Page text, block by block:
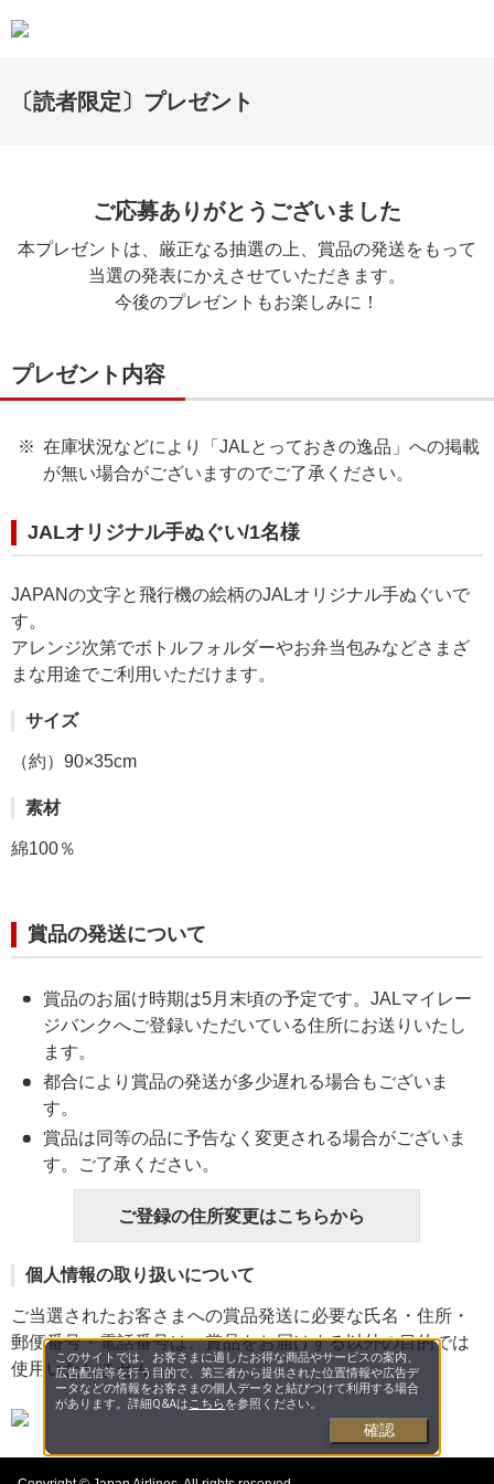
〔読者限定〕プレゼント
ご応募ありがとうございました
本プレゼントは、厳正なる抽選の上、賞品の発送をもって
当選の発表にかえさせていただきます。
今後のプレゼントもお楽しみに！
プレゼント内容
在庫状況などにより「JALとっておきの逸品」への掲載
が無い場合がございますのでご了承ください。
JALオリジナル手ぬぐい/1名様
JAPANの文字と飛行機の絵柄のJALオリジナル手ぬぐいで
す。
アレンジ次第でボトルフォルダーやお弁当包みなどさまざ
まな用途でご利用いただけます。
サイズ
（約）90×35cm
素材
綿100％
賞品の発送について
賞品のお届け時期は5月末頃の予定です。JALマイレー
ジバンクへご登録いただいている住所にお送りいたし
ます。
都合により賞品の発送が多少遅れる場合もございま
す。
賞品は同等の品に予告なく変更される場合がございま
す。ご了承ください。
ご登録の住所変更はこちらから
個人情報の取り扱いについて
ご当選されたお客さまへの賞品発送に必要な氏名・住所・
郵便番号・電話番号は、賞品をお届けする以外の目的では
使用いたしません。
このサイトでは、お客さまに適したお得な商品やサービスの案内、
広告配信等を行う目的で、第三者から提供された位置情報や広告デ
ータなどの情報をお客さまの個人データと結びつけて利用する場合
があります。詳細Q&Aはこちらを参照ください。
確認